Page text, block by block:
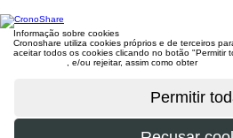
Informação sobre cookies
Cronoshare utiliza cookies próprios e de terceiros
aceitar todos os cookies clicando no botão "Permitir
, e/ou rejeitar, assim como obter